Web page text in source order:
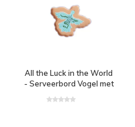
All the Luck in the World
- Serveerbord Vogel met